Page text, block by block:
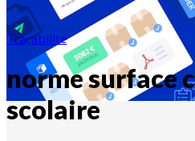
Traçabilité
norme surface
scolaire